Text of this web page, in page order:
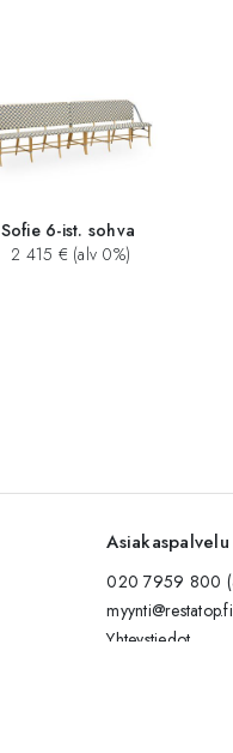
Sofie 6-ist. sohva
2 415 € (alv 0%)
Asiakaspalvelu
020 7959 800
myynti@restatop.fi
Yhteystiedot